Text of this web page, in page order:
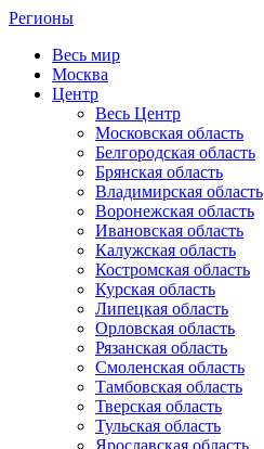
Регионы
Весь мир
Москва
Центр
Весь Центр
Московская область
Белгородская область
Брянская область
Владимирская область
Воронежская область
Ивановская область
Калужская область
Костромская область
Курская область
Липецкая область
Орловская область
Рязанская область
Смоленская область
Тамбовская область
Тверская область
Тульская область
Ярославская область